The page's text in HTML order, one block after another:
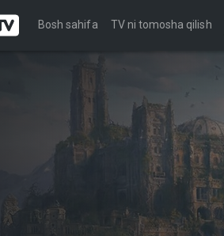
Bosh sahifa TV ni tomosha qilish